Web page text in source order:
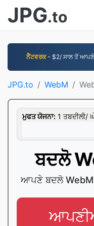
JPG.to
ਨੈੱਟਵਰਕ- $2/ ਸਾਲ ਤੋਂ ਆਪਣੇ
JPG.to WebM
ਮੁਫਤ ਯੋਜਨਾ: 1 ਤਬਦੀਲੀ/
ਬਦਲੋ
ਆਪਣੇ ਬਦਲੋ WebM